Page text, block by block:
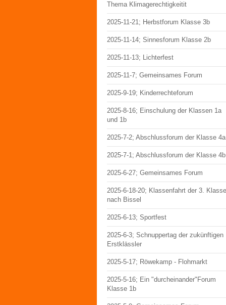
Thema Klimagerechtigkeitit
2025-11-21; Herbstforum Klasse 3b
2025-11-14; Sinnesforum Klasse 2b
2025-11-13; Lichterfest
2025-11-7; Gemeinsames Forum
2025-9-19; Kinderrechteforum
2025-8-16; Einschulung der Klassen 1a
und 1b
2025-7-2; Abschlussforum der Klasse 4a
2025-7-1; Abschlussforum der Klasse 4b
2025-6-27; Gemeinsames Forum
2025-6-18-20; Klassenfahrt der 3.
nach Bissel
2025-6-13; Sportfest
2025-6-3; Schnuppertag der zukünftigen
Erstklässler
2025-5-17; Röwekamp - Flohmarkt
2025-5-16; Ein "durcheinander"Forum
Klasse 1b